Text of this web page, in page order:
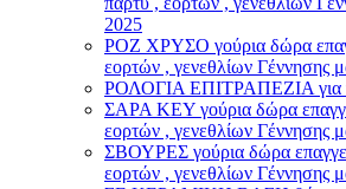
2025
ΡΟΖ ΧΡΥΣΟ γούρια δώρα
εορτών , γενεθλίων Γέννησης
ΡΟΛΟΓΙΑ ΕΠΙΤΡΑΠΕΖΙΑ για
ΣΑΡΑ ΚΕΥ γούρια δώρα
εορτών , γενεθλίων Γέννησης
ΣΒΟΥΡΕΣ γούρια δώρα
εορτών , γενεθλίων Γέννησης